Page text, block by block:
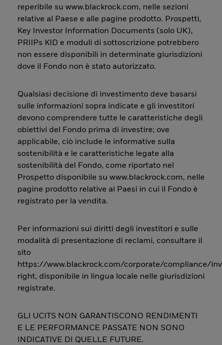
reperibile su www.blackrock.com, nelle sezioni
relative al Paese e alle pagine prodotto. Prospetti,
Key Investor Information Documents (solo UK),
PRIIPs KID e moduli di sottoscrizione potrebbero
non essere disponibili in determinate giurisdizioni
dove il Fondo non è stato autorizzato.
Qualsiasi decisione di investimento deve basarsi
sulle informazioni sopra indicate e gli investitori
devono comprendere tutte le caratteristiche degli
obiettivi del Fondo prima di investire; ove
applicabile, ciò include le informative sulla
sostenibilità e le caratteristiche legate alla
sostenibilità del Fondo, come riportato nel
Prospetto disponibile su www.blackrock.com, nelle
pagine prodotto relative ai Paesi in cui il Fondo è
registrato per la vendita.
Per informazioni sui diritti degli investitori e sulle
modalità di presentazione di reclami, consultare il
sito
https://www.blackrock.com/corporate/compliance/
right, disponibile in lingua locale nelle giurisdizioni
registrate.
GLI UCITS NON GARANTISCONO RENDIMENTI
E LE PERFORMANCE PASSATE NON SONO
INDICATIVE DI QUELLE FUTURE.